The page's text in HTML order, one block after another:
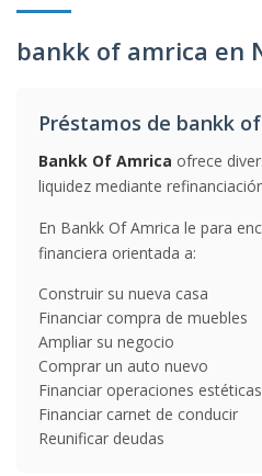
bankk of amrica en
Préstamos de bankk
Bankk Of Amrica ofrece
liquidez mediante
En Bankk Of Amrica le para
financiera orientada a:
Construir su nueva casa
Financiar compra de muebles
Ampliar su negocio
Comprar un auto nuevo
Financiar operaciones estéticas
Financiar carnet de conducir
Reunificar deudas